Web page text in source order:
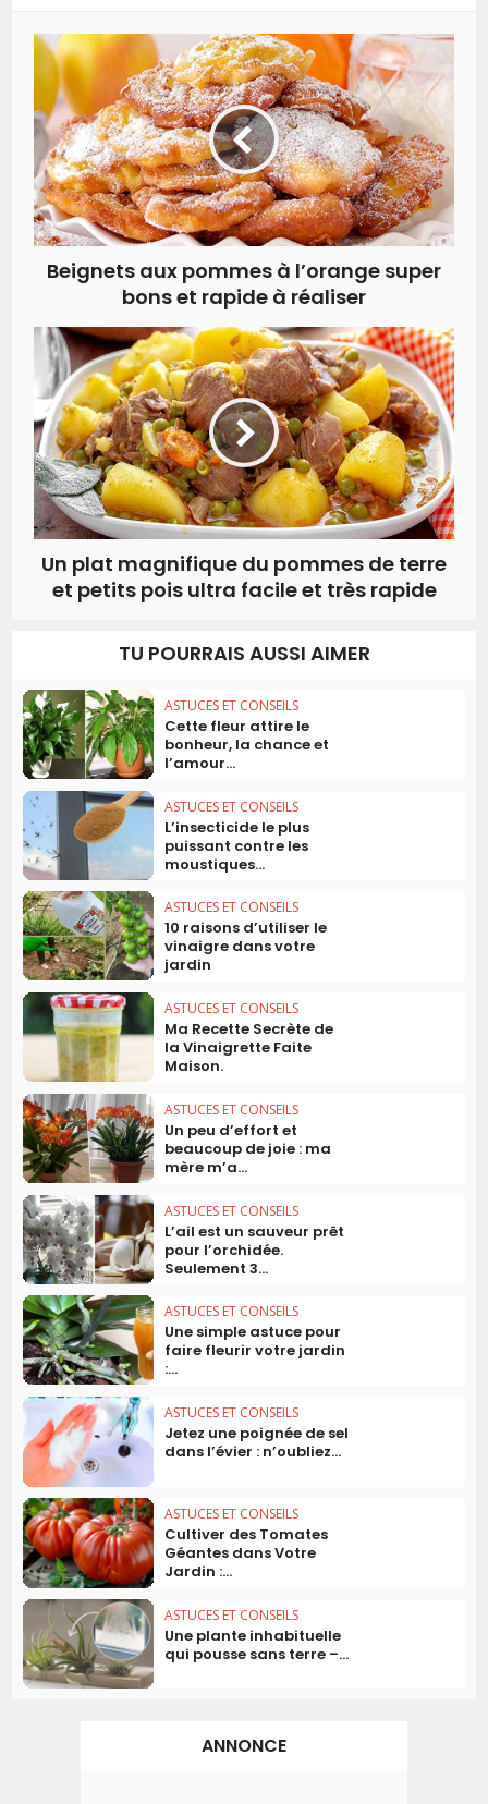
Beignets aux pommes à l’orange super
bons et rapide à réaliser
Un plat magnifique du pommes de terre
et petits pois ultra facile et très rapide
TU POURRAIS AUSSI AIMER
ASTUCES ET CONSEILS
Cette fleur attire le
bonheur, la chance et
l’amour...
ASTUCES ET CONSEILS
L’insecticide le plus
puissant contre les
moustiques...
ASTUCES ET CONSEILS
10 raisons d’utiliser le
vinaigre dans votre
jardin
ASTUCES ET CONSEILS
Ma Recette Secrète de
la Vinaigrette Faite
Maison.
ASTUCES ET CONSEILS
Un peu d’effort et
beaucoup de joie : ma
mère m’a...
ASTUCES ET CONSEILS
L’ail est un sauveur prêt
pour l’orchidée.
Seulement 3...
ASTUCES ET CONSEILS
Une simple astuce pour
faire fleurir votre jardin
:...
ASTUCES ET CONSEILS
Jetez une poignée de sel
dans l’évier : n’oubliez...
ASTUCES ET CONSEILS
Cultiver des Tomates
Géantes dans Votre
Jardin :...
ASTUCES ET CONSEILS
Une plante inhabituelle
qui pousse sans terre –...
ANNONCE